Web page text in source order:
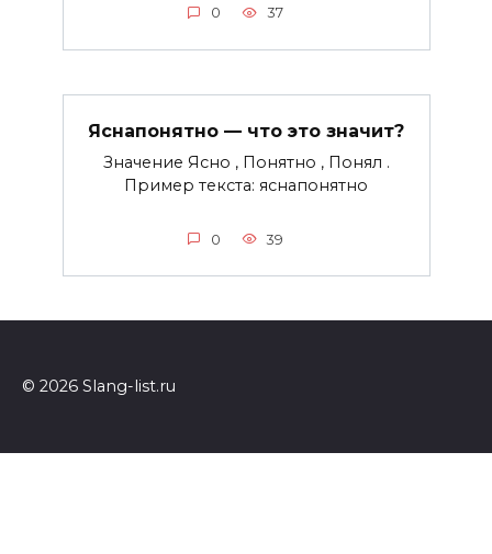
0 37
Яснапонятно — что это значит?
Значение Ясно , Понятно , Понял .
Пример текста: яснапонятно
0 39
© 2026 Slang-list.ru